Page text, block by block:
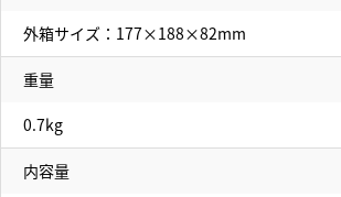
外箱サイズ：177×188×82mm
重量
0.7kg
内容量